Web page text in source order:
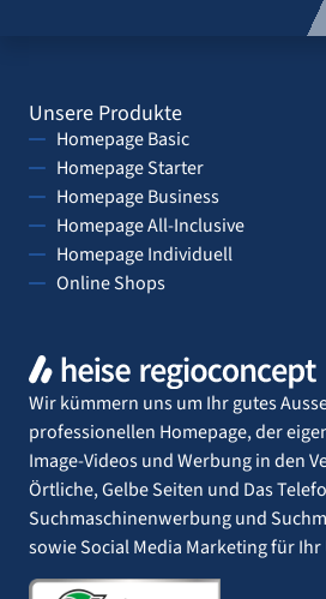
Unsere Produkte
Homepage Basic
Homepage Starter
Homepage Business
Homepage All-Inclusive
Homepage Individuell
Online Shops
Wir kümmern uns um Ihr gutes
professionellen Homepage, der
Image-Videos und Werbung in den
Örtliche, Gelbe Seiten und Das
Suchmaschinenwerbung und
sowie Social Media Marketing für